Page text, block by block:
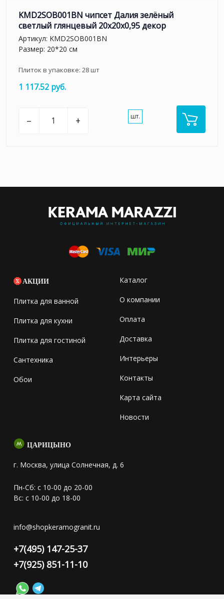
KMD2SOB001BN чипсет Далия зелёный
светлый глянцевый 20x20x0,95 декор
Артикул: KMD2SOB001BN
Размер: 20*20 см
Плиток в упаковке: 28шт
1 117.52 руб.
– + шт.
АКЦИИ
Плитка для ванной
Плитка для кухни
Плитка для гостиной
Сантехника
Обои
Каталог
О компании
Оплата
Доставка
Интерьеры
Контакты
Карта сайта
Новости
ЦАРИЦЫНО
г. Москва, улица Солнечная, д. 6
Пн-Сб: с 10-00 до 20-00
Вс: с 10-00 до 18-00
info@shopkeramogranit.ru
+7(495) 147-25-37
+7(925) 851-11-10